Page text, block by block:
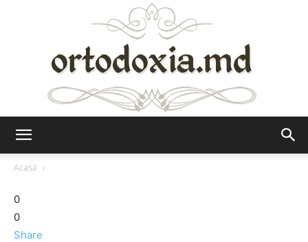
Acasă
0
0
Share